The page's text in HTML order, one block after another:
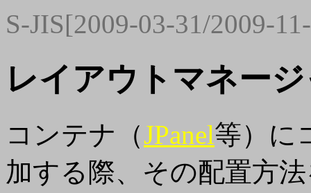
S-JIS[2009-03-31/2009-
レイアウトマネー
コンテナ（JPanel等）に
加する際、その配置方